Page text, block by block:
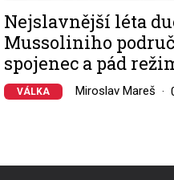
Nejslavnější léta
Mussoliniho
spojenec a pád
VÁLKA Miroslav Mareš